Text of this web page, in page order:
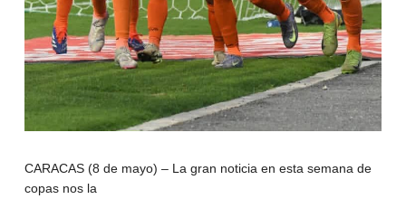
CARACAS (8 de mayo) – La gran noticia en esta semana de
copas nos la